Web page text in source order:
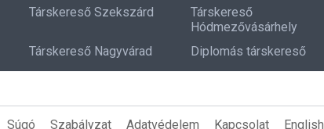
Társkereső Szekszárd
Társkereső
Hódmezővásárhely
Társkereső Nagyvárad Diplomás társkereső
Súgó Szabályzat Adatvédelem Kapcsolat English